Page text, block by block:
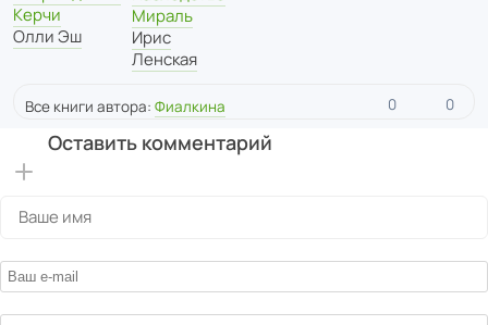
Керчи
Олли Эш
Мираль
Ирис
Ленская
Все книги автора: Фиалкина 0 0
Оставить комментарий